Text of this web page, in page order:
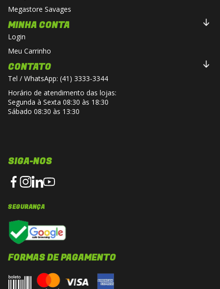
Megastore Savages
MINHA CONTA
Login
Meu Carrinho
CONTATO
Tel / WhatsApp: (41) 3333-3344
Horário de atendimento das lojas:
Segunda à Sexta 08:30 às 18:30
Sábado 08:30 às 13:30
SIGA-NOS
SEGURANÇA
FORMAS DE PAGAMENTO